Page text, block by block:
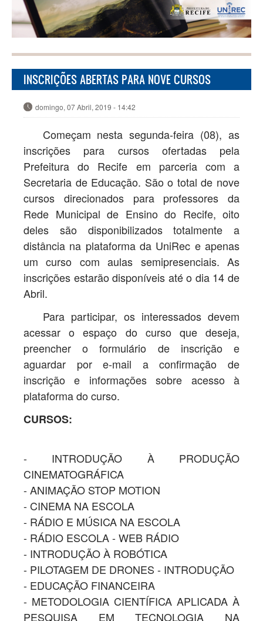
Pular para o conteúdo principal
CURSOS
VIDEOS
BIBLIOTECA
FALE CONOSCO
PROPOSIÇÃO DE CURSOS
INSCRIÇÕES ABERTAS PARA NOVE CURSOS
domingo, 07 Abril, 2019 - 14:42
Começam nesta segunda-feira (08), as
inscrições para cursos ofertadas pela
Prefeitura do Recife em parceria com a
Secretaria de Educação. São o total de nove
cursos direcionados para professores da
Rede Municipal de Ensino do Recife, oito
deles são disponibilizados totalmente a
distância na plataforma da UniRec e apenas
um curso com aulas semipresenciais. As
inscrições estarão disponíveis até o dia 14 de
Abril.
Para participar, os interessados devem
acessar o espaço do curso que deseja,
preencher o formulário de inscrição e
aguardar por e-mail a confirmação de
inscrição e informações sobre acesso à
plataforma do curso.
CURSOS:
- INTRODUÇÃO À PRODUÇÃO
CINEMATOGRÁFICA
- ANIMAÇÃO STOP MOTION
- CINEMA NA ESCOLA
- RÁDIO E MÚSICA NA ESCOLA
- RÁDIO ESCOLA - WEB RÁDIO
- INTRODUÇÃO À ROBÓTICA
- PILOTAGEM DE DRONES - INTRODUÇÃO
- EDUCAÇÃO FINANCEIRA
- METODOLOGIA CIENTÍFICA APLICADA À
PESQUISA EM TECNOLOGIA NA